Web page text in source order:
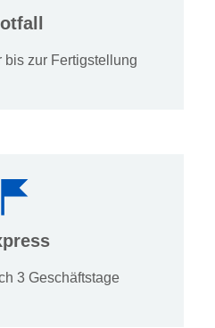
bis zur Fertigstellung
3 Geschäftstage